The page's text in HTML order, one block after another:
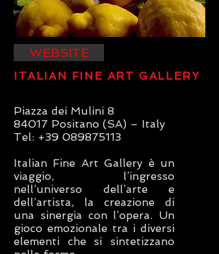
WEBSITE
ITALIAN FINE ART GALLERY
Piazza dei Mulini 8
84017 Positano (SA) – Italy
Tel: +39 089875113
Italian Fine Art Gallery è un
viaggio, l’ingresso
nell’universo dell’arte e
dell’artista, la creazione di
una sinergia con l’opera. Un
gioco emozionale tra i diversi
elementi che si sintetizzano